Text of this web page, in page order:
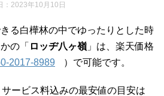
2023年10月10日
る白樺林の中でゆったりとした時
の「 ロッヂ八ヶ嶺 」は、楽天価格
2017-8989 ）で可能です。
ービス料込みの最安値の目安は